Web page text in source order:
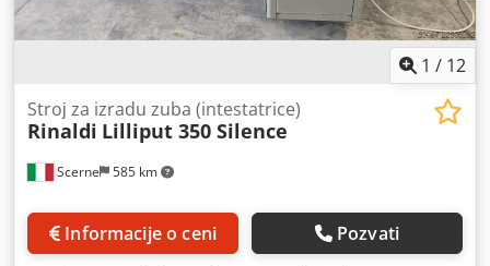
1 / 12
Scerne 585 km
Stroј za izradu zuba (intestatrice)
Rinaldi Lilliput 350 Silence
Informacije o ceni Pozvati